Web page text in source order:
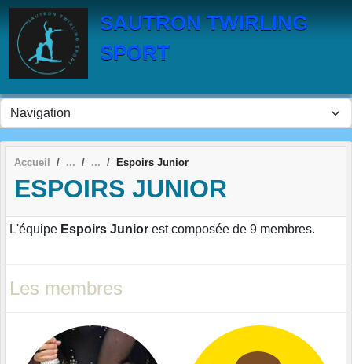
SAUTRON TWIRLING
SPORT
Accueil Espoirs Junior
ESPOIRS JUNIOR
L'équipe Espoirs Junior est composée de 9 membres.
Les membres
Panneau de gestion des cookies